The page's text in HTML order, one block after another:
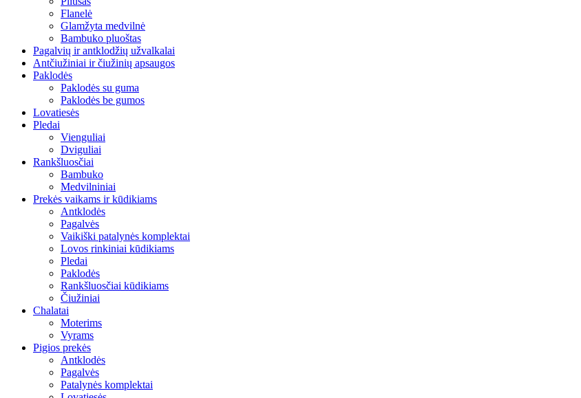
Flanelė
Glamžyta medvilnė
Bambuko pluoštas
Pagalvių ir antklodžių užvalkalai
Antčiužiniai ir čiužinių apsaugos
Paklodės
Paklodės su guma
Paklodės be gumos
Lovatiesės
Pledai
Vienguliai
Dviguliai
Rankšluosčiai
Bambuko
Medvilniniai
Prekės vaikams ir kūdikiams
Antklodės
Pagalvės
Vaikiški patalynės komplektai
Lovos rinkiniai kūdikiams
Pledai
Paklodės
Rankšluosčiai kūdikiams
Čiužiniai
Chalatai
Moterims
Vyrams
Pigios prekės
Antklodės
Pagalvės
Patalynės komplektai